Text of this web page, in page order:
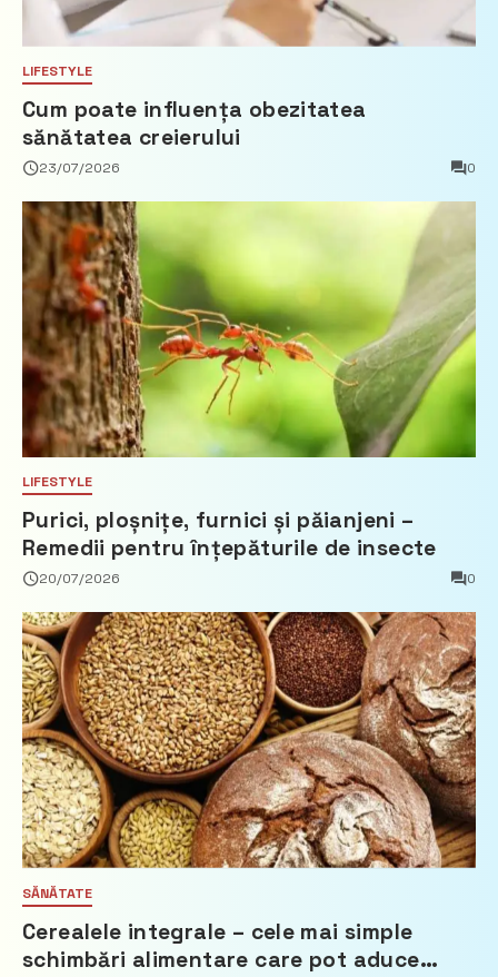
LIFESTYLE
Cum poate influența obezitatea
sănătatea creierului
23/07/2026 0
LIFESTYLE
Purici, ploșnițe, furnici și păianjeni –
Remedii pentru înțepăturile de insecte
20/07/2026 0
SĂNĂTATE
Cerealele integrale – cele mai simple
schimbări alimentare care pot aduce